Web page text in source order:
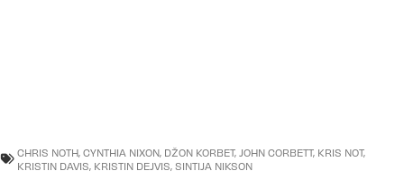
CHRIS NOTH, CYNTHIA NIXON, DŽON KORBET, JOHN CORBETT, KRIS NOT,
KRISTIN DAVIS, KRISTIN DEJVIS, SINTIJA NIKSON